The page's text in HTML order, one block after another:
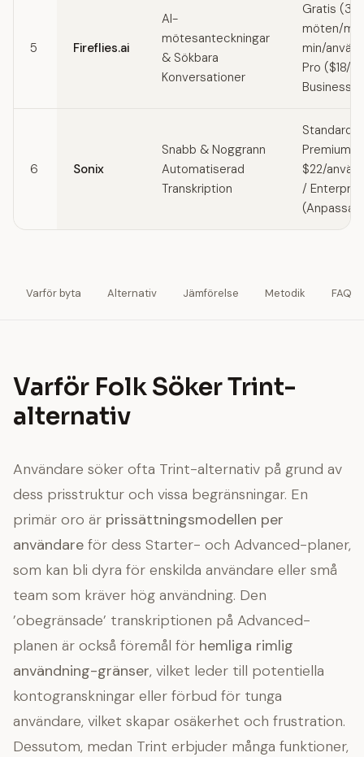
5 Fireflies.ai
AI-
mötesanteckningar
& Sökbara
Konversationer
Gratis (3
möten/
min/
Pro ($18/
Business
6 Sonix
Snabb & Noggrann
Automatiserad
Transkription
Standard
Premium
$22/
/
Varför byta Alternativ Jämförelse Metodik FAQ
Varför Folk Söker Trint-
alternativ
Användare söker ofta Trint-alternativ på grund av
dess prisstruktur och vissa begränsningar. En
primär oro är prissättningsmodellen per
användare för dess Starter- och Advanced-planer,
som kan bli dyra för enskilda användare eller små
team som kräver hög användning. Den
’obegränsade’ transkriptionen på Advanced-
planen är också föremål för hemliga rimlig
användning-gränser, vilket leder till potentiella
kontogranskningar eller förbud för tunga
användare, vilket skapar osäkerhet och frustration.
Dessutom, medan Trint erbjuder många funktioner,